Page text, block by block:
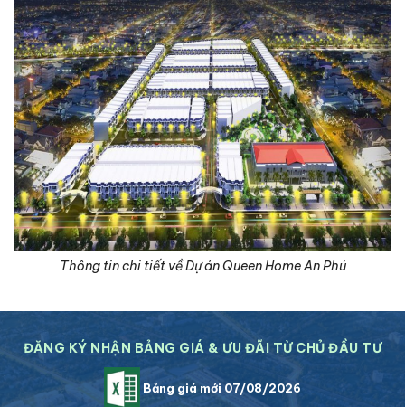
Thông tin chi tiết về Dự án Queen Home An Phú
ĐĂNG KÝ NHẬN BẢNG GIÁ & ƯU ĐÃI TỪ CHỦ ĐẦU TƯ
Bảng giá mới 07/08/2026